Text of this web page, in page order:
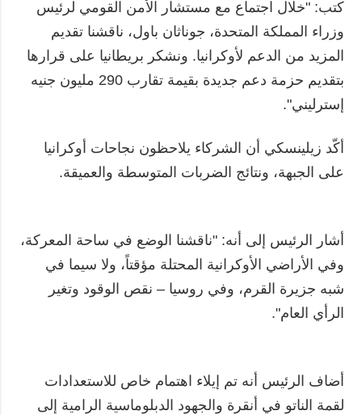
كتب: "خلال اجتماع مع مستشار الأمن القومي لرئيس
وزراء المملكة المتحدة، جوناثان باول، ناقشنا تقديم
المزيد من الدعم لأوكرانيا. ونشكر بريطانيا على قرارها
بتقديم حزمة دعم جديدة بقيمة تقارب 290 مليون جنيه
إسترليني".
أكّد زيلينسكي أن الشركاء يلاحظون نجاحات أوكرانيا
على الجبهة، ونتائج الضربات المتوسطة والعميقة.
أشار الرئيس إلى أنه: "ناقشنا الوضع في ساحة المعركة،
وفي الأراضي الأوكرانية المحتلة مؤقتاً، ولا سيما في
شبه جزيرة القرم، وفي روسيا – نقص الوقود وتغير
الرأي العام".
أضاف الرئيس أنه تم إيلاء اهتمام خاص للاستعدادات
لقمة الناتو في أنقرة والجهود الدبلوماسية الرامية إلى